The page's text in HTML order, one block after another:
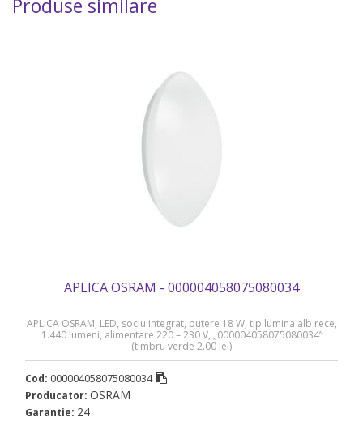
Produse similare
APLICA OSRAM - 000004058075080034
APLICA OSRAM, LED, soclu integrat, putere 18 W, tip lumina alb rece,
1.440 lumeni, alimentare 220 – 230 V, „000004058075080034”
(timbru verde 2.00 lei)
Cod: 000004058075080034
Producator: OSRAM
Garantie: 24